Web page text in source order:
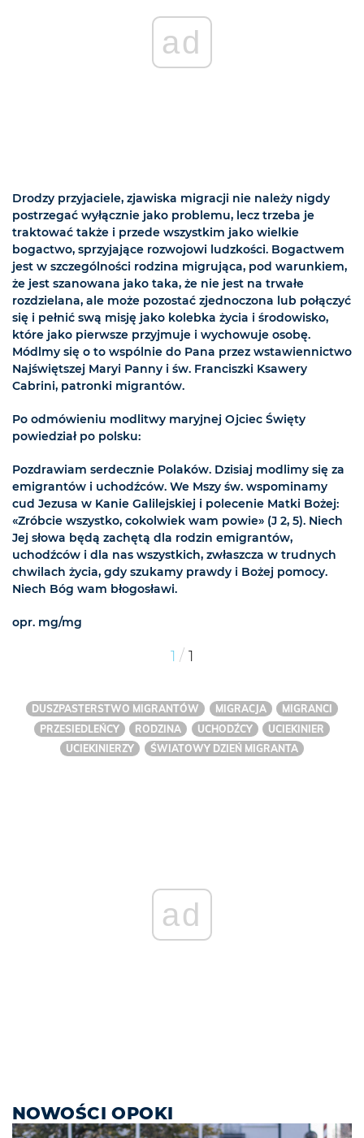
ad
Drodzy przyjaciele, zjawiska migracji nie należy nigdy
postrzegać wyłącznie jako problemu, lecz trzeba je
traktować także i przede wszystkim jako wielkie
bogactwo, sprzyjające rozwojowi ludzkości. Bogactwem
jest w szczególności rodzina migrująca, pod warunkiem,
że jest szanowana jako taka, że nie jest na trwałe
rozdzielana, ale może pozostać zjednoczona lub połączyć
się i pełnić swą misję jako kolebka życia i środowisko,
które jako pierwsze przyjmuje i wychowuje osobę.
Módlmy się o to wspólnie do Pana przez wstawiennictwo
Najświętszej Maryi Panny i św. Franciszki Ksawery
Cabrini, patronki migrantów.
Po odmówieniu modlitwy maryjnej Ojciec Święty
powiedział po polsku:
Pozdrawiam serdecznie Polaków. Dzisiaj modlimy się za
emigrantów i uchodźców. We Mszy św. wspominamy
cud Jezusa w Kanie Galilejskiej i polecenie Matki Bożej:
«Zróbcie wszystko, cokolwiek wam powie» (J 2, 5). Niech
Jej słowa będą zachętą dla rodzin emigrantów,
uchodźców i dla nas wszystkich, zwłaszcza w trudnych
chwilach życia, gdy szukamy prawdy i Bożej pomocy.
Niech Bóg wam błogosławi.
opr. mg/mg
1 / 1
DUSZPASTERSTWO MIGRANTÓW MIGRACJA
MIGRANCI
PRZESIEDLEŃCY
RODZINA UCHODŹCY
UCIEKINIER
UCIEKINIERZY
ŚWIATOWY DZIEŃ MIGRANTA
ad
NOWOŚCI OPOKI